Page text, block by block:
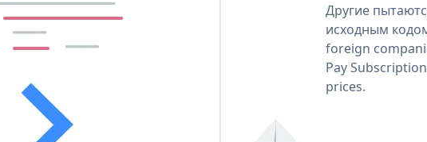
Другие
исходным
foreign
Pay
prices.